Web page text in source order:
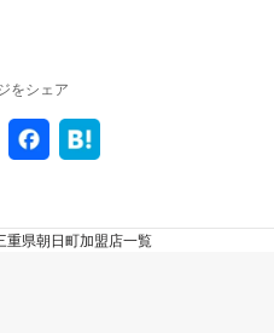
をシェア
重県朝日町加盟店一覧